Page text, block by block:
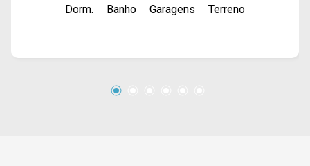
Dorm.
Banho
Garagens
Terreno